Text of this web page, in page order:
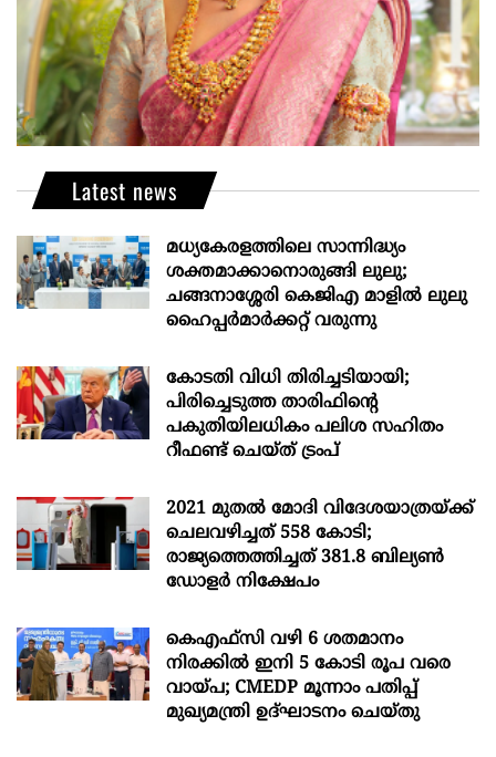
Latest news
മധ്യകേരളത്തിലെ സാന്നിദ്ധ്യം
ശക്തമാക്കാനൊരുങ്ങി ലുലു;
ചങ്ങനാശ്ശേരി കെജിഎ മാളിൽ ലുലു
ഹൈപ്പർമാർക്കറ്റ് വരുന്നു
കോടതി വിധി തിരിച്ചടിയായി;
പിരിച്ചെടുത്ത താരിഫിന്‍റെ
പകുതിയിലധികം പലിശ സഹിതം
റീഫണ്ട് ചെയ്ത് ട്രംപ്
2021 മുതൽ മോദി വിദേശയാത്രയ്ക്ക്
ചെലവഴിച്ചത് 558 കോടി;
രാജ്യത്തെത്തിച്ചത് 381.8 ബില്യൺ
ഡോളർ നിക്ഷേപം
കെഎഫ്സി വഴി 6 ശതമാനം
നിരക്കിൽ ഇനി 5 കോടി രൂപ വരെ
വായ്പ; CMEDP മൂന്നാം പതിപ്പ്
മുഖ്യമന്ത്രി ഉദ്ഘാടനം ചെയ്തു